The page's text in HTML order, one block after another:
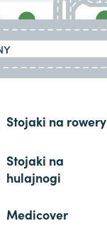
Stojaki na rowery
Stojaki na
hulajnogi
Medicover